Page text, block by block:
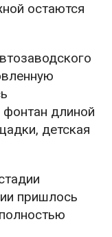
остаются
длиной
детская
пришлось